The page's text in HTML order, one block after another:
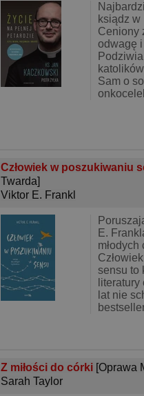
ksiądz w
Ceniony
odwagę
Sam o
Człowiek w poszukiwaniu
Twarda]
Viktor E. Frankl
E.
sensu to
lat nie
Z miłości do córki [Oprawa
Sarah Taylor